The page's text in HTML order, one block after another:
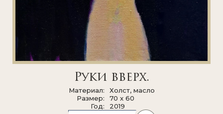
Руки вверх.
Материал
Холст, масло
Размер
70 x 60
Год
2019